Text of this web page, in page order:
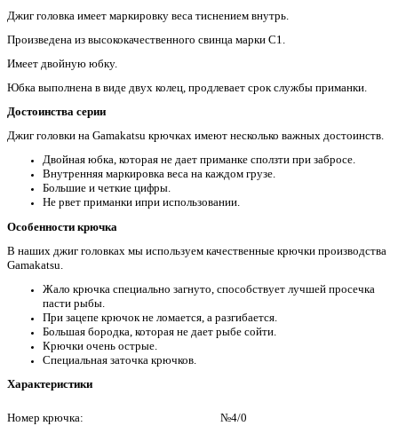
Джиг головка имеет маркировку веса тиснением внутрь.
Произведена из высококачественного свинца марки С1.
Имеет двойную юбку.
Юбка выполнена в виде двух колец, продлевает срок службы приманки.
Достоинства серии
Джиг головки на Gamakatsu крючках имеют несколько важных достоинств.
Двойная юбка, которая не дает приманке сползти при забросе.
Внутренняя маркировка веса на каждом грузе.
Большие и четкие цифры.
Не рвет приманки ипри использовании.
Особенности крючка
В наших джиг головках мы используем качественные крючки производства
Gamakatsu.
Жало крючка специально загнуто, способствует лучшей просечка
пасти рыбы.
При зацепе крючок не ломается, а разгибается.
Большая бородка, которая не дает рыбе сойти.
Крючки очень острые.
Специальная заточка крючков.
Характеристики
Номер крючка: №4/0